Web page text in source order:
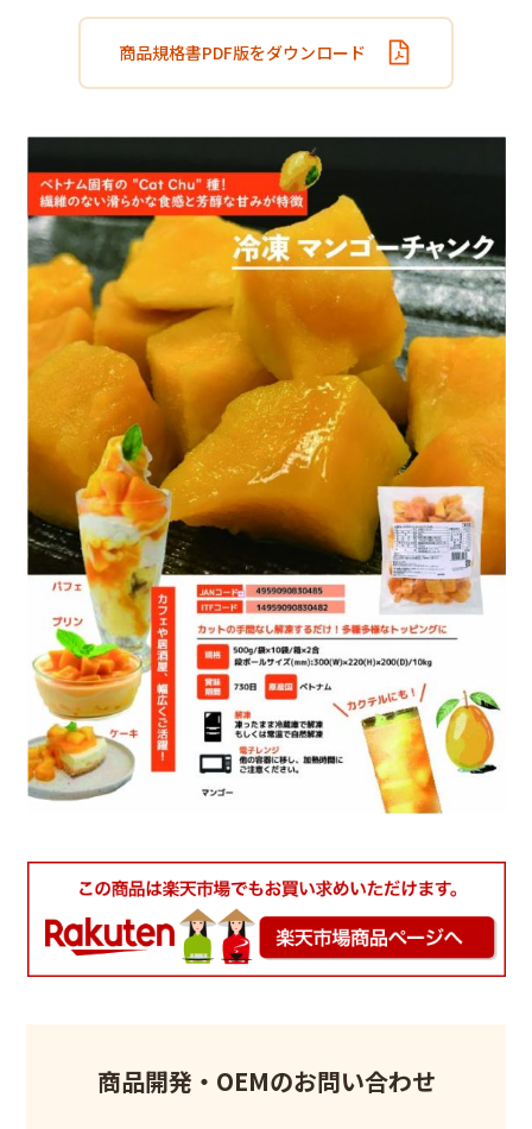
商品規格書PDF版をダウンロード
商品開発・OEMのお問い合わせ